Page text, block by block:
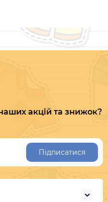
акцій та знижок?
Підписатися